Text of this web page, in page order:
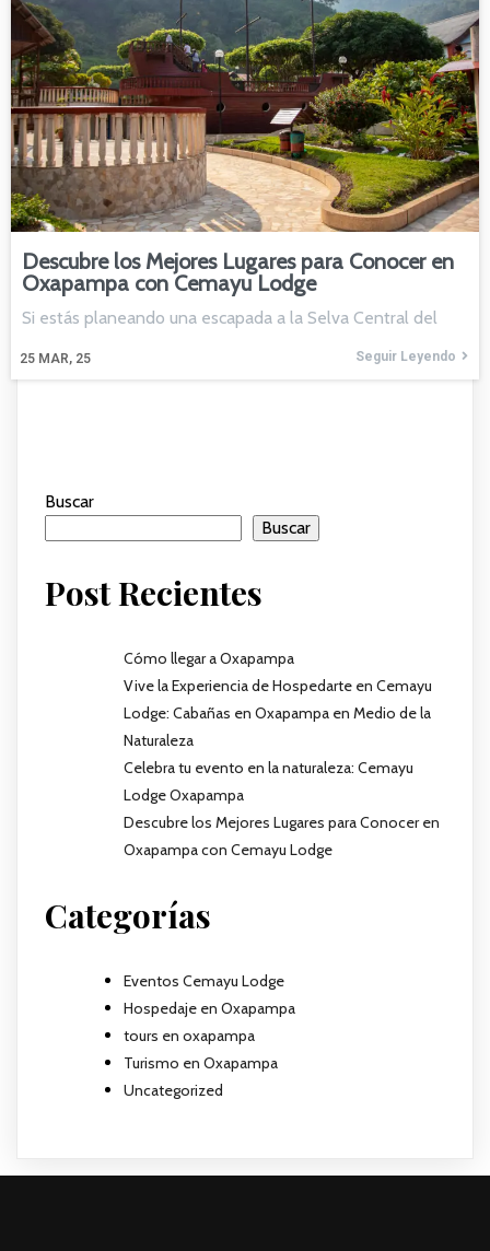
Descubre los Mejores Lugares para Conocer en
Oxapampa con Cemayu Lodge
25 MAR, 25
Si estás planeando una escapada a la Selva Central del
Seguir Leyendo
Buscar
Buscar
Post Recientes
Cómo llegar a Oxapampa
Vive la Experiencia de Hospedarte en Cemayu
Lodge: Cabañas en Oxapampa en Medio de la
Naturaleza
Celebra tu evento en la naturaleza: Cemayu
Lodge Oxapampa
Descubre los Mejores Lugares para Conocer en
Oxapampa con Cemayu Lodge
Categorías
Eventos Cemayu Lodge
Hospedaje en Oxapampa
tours en oxapampa
Turismo en Oxapampa
Uncategorized